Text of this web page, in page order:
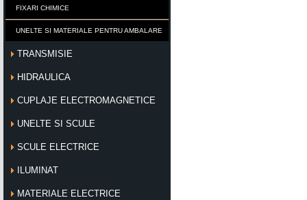
FIXARI CHIMICE
UNELTE SI MATERIALE PENTRU AMBALARE
TRANSMISIE
HIDRAULICA
CUPLAJE ELECTROMAGNETICE
UNELTE SI SCULE
SCULE ELECTRICE
ILUMINAT
MATERIALE ELECTRICE